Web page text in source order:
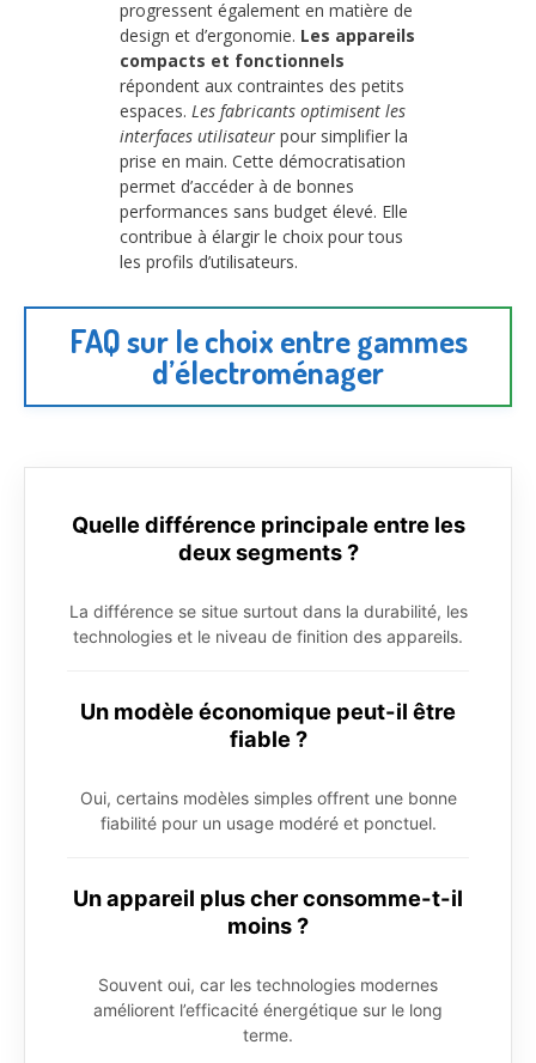
progressent également en matière de
design et d’ergonomie. Les appareils
compacts et fonctionnels
répondent aux contraintes des petits
espaces. Les fabricants optimisent les
interfaces utilisateur pour simplifier la
prise en main. Cette démocratisation
permet d’accéder à de bonnes
performances sans budget élevé. Elle
contribue à élargir le choix pour tous
les profils d’utilisateurs.
FAQ sur le choix entre gammes
d’électroménager
Quelle différence principale entre les
deux segments ?
La différence se situe surtout dans la durabilité, les
technologies et le niveau de finition des appareils.
Un modèle économique peut-il être
fiable ?
Oui, certains modèles simples offrent une bonne
fiabilité pour un usage modéré et ponctuel.
Un appareil plus cher consomme-t-il
moins ?
Souvent oui, car les technologies modernes
améliorent l’efficacité énergétique sur le long
terme.